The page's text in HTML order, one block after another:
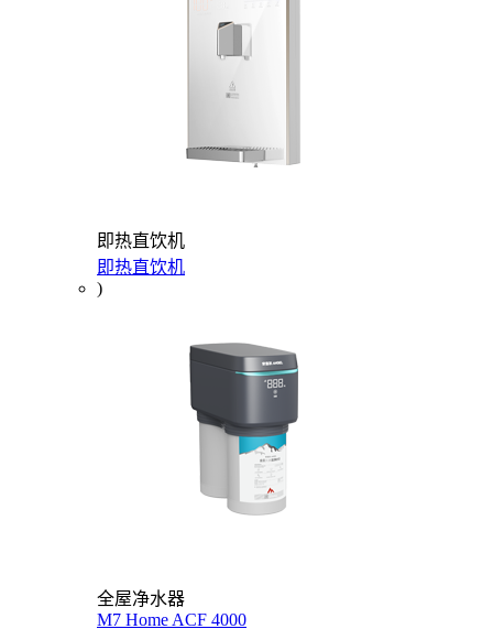
即热直饮机
即热直饮机
)
全屋净水器
M7 Home ACF 4000